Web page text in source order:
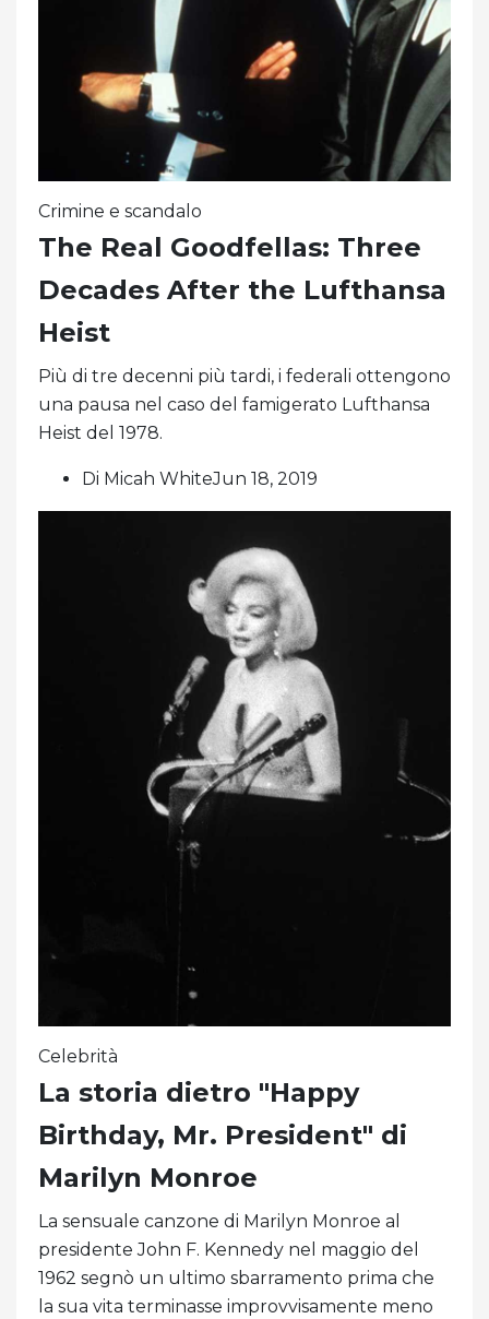
Crimine e scandalo
The Real Goodfellas: Three
Decades After the Lufthansa
Heist
Più di tre decenni più tardi, i federali ottengono
una pausa nel caso del famigerato Lufthansa
Heist del 1978.
Di Micah WhiteJun 18, 2019
Celebrità
La storia dietro "Happy
Birthday, Mr. President" di
Marilyn Monroe
La sensuale canzone di Marilyn Monroe al
presidente John F. Kennedy nel maggio del
1962 segnò un ultimo sbarramento prima che
la sua vita terminasse improvvisamente meno